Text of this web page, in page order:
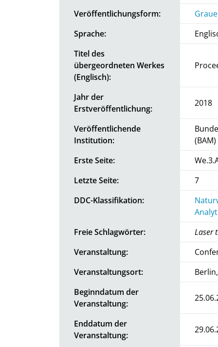
Veröffentlichungsform:
Sprache:
Titel des
übergeordneten Werkes
(Englisch):
Jahr der
Erstveröffentlichung:
2018
Veröffentlichende
Institution:
(BAM)
Erste Seite:
Letzte Seite:
7
DDC-Klassifikation:
Freie Schlagwörter:
Laser
Veranstaltung:
Veranstaltungsort:
Beginndatum der
Veranstaltung:
Enddatum der
Veranstaltung: